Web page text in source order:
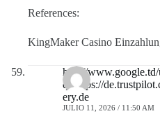
References:
KingMaker Casino
http://
q=https://
ery.de
JULIO 11, 2026 / 11:50 AM